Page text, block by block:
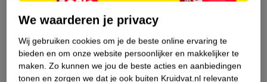
Productinformatie
Nature Impact Score
Dit product heeft (nog) geen Nature
We waarderen je privacy
Wij gebruiken cookies om je de beste online ervaring te
bieden en om onze website persoonlijker en makkelijker te
maken. Zo kunnen we jou de beste acties en aanbiedingen
tonen en zorgen we dat je ook buiten Kruidvat.nl relevante